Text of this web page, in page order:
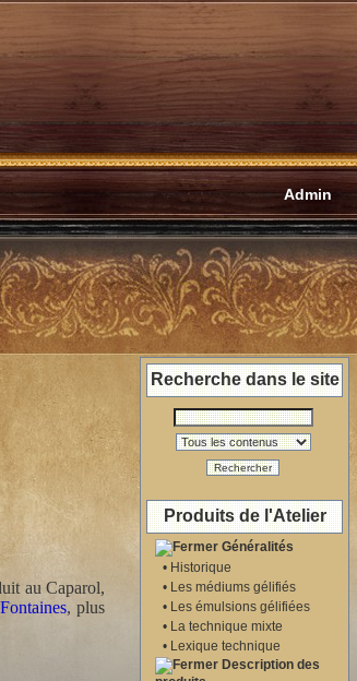
Admin
au Caparol,
, plus
Recherche dans le site
Rechercher
Produits de l'Atelier
Généralités
• Historique
• Les médiums gélifiés
• Les émulsions gélifiées
• La technique mixte
• Lexique technique
Description des